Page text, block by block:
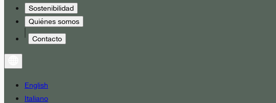
Sostenibilidad
Quiénes somos
Contacto
English
Italiano